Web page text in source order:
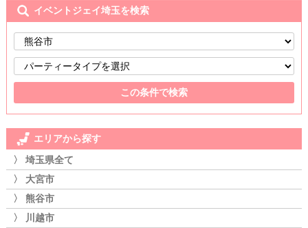
イベントジェイ埼玉を検索
エリアから探す
〉 埼玉県全て
〉 大宮市
〉 熊谷市
〉 川越市